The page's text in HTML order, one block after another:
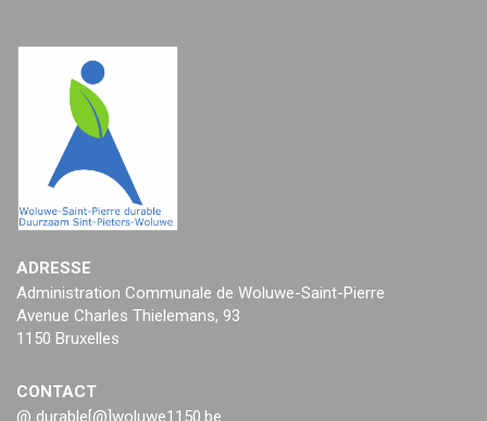
ADRESSE
Administration Communale de Woluwe-Saint-Pierre
Avenue Charles Thielemans, 93
1150 Bruxelles
CONTACT
@ durable[@]woluwe1150.be